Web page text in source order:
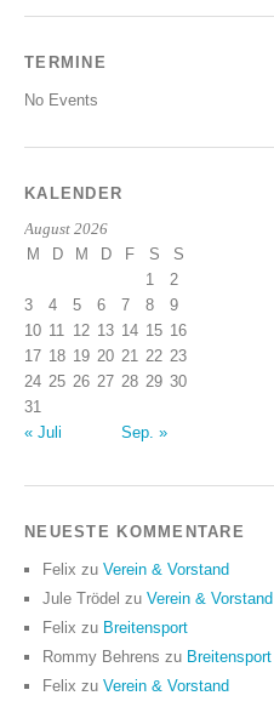
TERMINE
No Events
KALENDER
August 2026
M D M D F S
S
1
2
3
4 5 6 7 8
9
10 11 12 13 14 15 16
17 18 19 20 21 22 23
24 25 26 27 28 29 30
31
« Juli
Sep. »
NEUESTE KOMMENTARE
Felix zu Verein & Vorstand
Jule Trödel zu Verein & Vorstand
Felix zu Breitensport
Rommy Behrens zu Breitensport
Felix zu Verein & Vorstand